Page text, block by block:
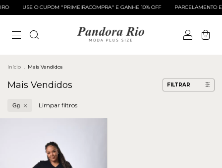
USE O CUPOM "PRIMEIRACOMPRA" E GANHE 10% OFF PARCELAMENTO
0
Início . Mais Vendidos
Mais Vendidos FILTRAR
Gg Limpar filtros